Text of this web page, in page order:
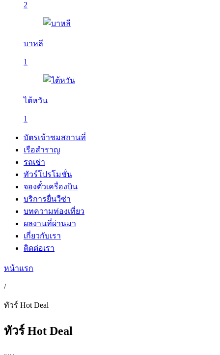
2
บาหลี
1
ไต้หวัน
1
บัตรเข้าชมสถานที่
เรือสำราญ
รถเช่า
ทัวร์โปรโมชั่น
จองตั๋วเครื่องบิน
บริการยื่นวีซ่า
บทความท่องเที่ยว
ผลงานที่ผ่านมา
เกี่ยวกับเรา
ติดต่อเรา
หน้าแรก
/
ทัวร์ Hot Deal
ทัวร์ Hot Deal